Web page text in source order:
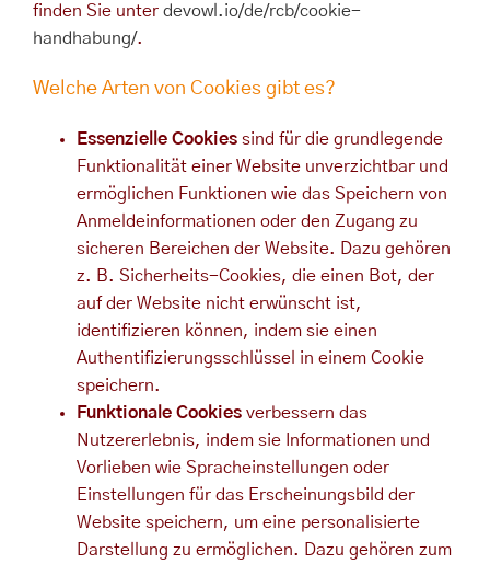
finden Sie unter devowl.io/de/rcb/cookie-
handhabung/.
Welche Arten von Cookies gibt es?
Essenzielle Cookies sind für die grundlegende
Funktionalität einer Website unverzichtbar und
ermöglichen Funktionen wie das Speichern von
Anmeldeinformationen oder den Zugang zu
sicheren Bereichen der Website. Dazu gehören
z. B. Sicherheits-Cookies, die einen Bot, der
auf der Website nicht erwünscht ist,
identifizieren können, indem sie einen
Authentifizierungsschlüssel in einem Cookie
speichern.
Funktionale Cookies verbessern das
Nutzererlebnis, indem sie Informationen und
Vorlieben wie Spracheinstellungen oder
Einstellungen für das Erscheinungsbild der
Website speichern, um eine personalisierte
Darstellung zu ermöglichen. Dazu gehören zum